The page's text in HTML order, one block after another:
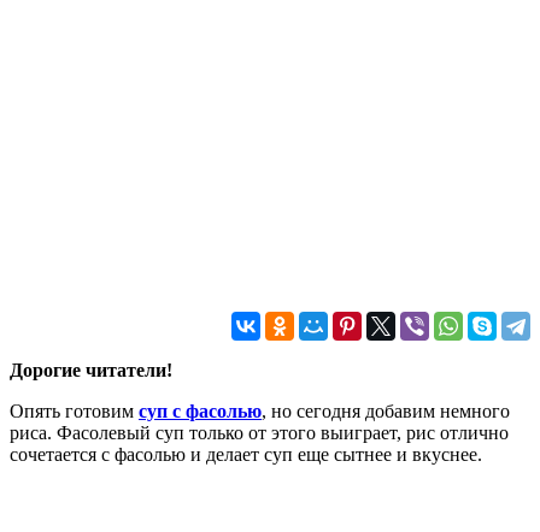
Дорогие читатели!
Опять готовим суп с фасолью, но сегодня добавим немного
риса. Фасолевый суп только от этого выиграет, рис отлично
сочетается с фасолью и делает суп еще сытнее и вкуснее.